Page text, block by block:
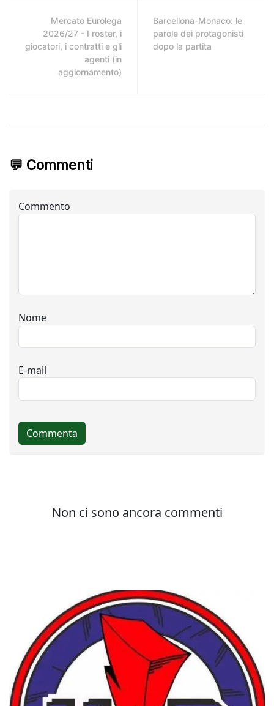
Mercato Eurolega
2026/27 - I roster, i
giocatori, i contratti e gli
agenti (in
aggiornamento)
Barcellona-Monaco: le
parole dei protagonisti
dopo la partita
💬 Commenti